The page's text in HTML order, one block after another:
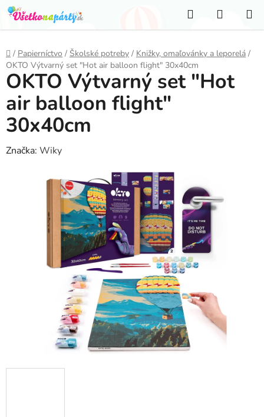
Prejsť
na
obsah
Hľadať
KOŠÍK
Domov
/ Papierníctvo / Školské potreby / Knižky, omaľovánky a leporelá /
OKTO Výtvarný set "Hot air balloon flight" 30x40cm
OKTO Výtvarný set "Hot
air balloon flight"
30x40cm
Značka: Wiky